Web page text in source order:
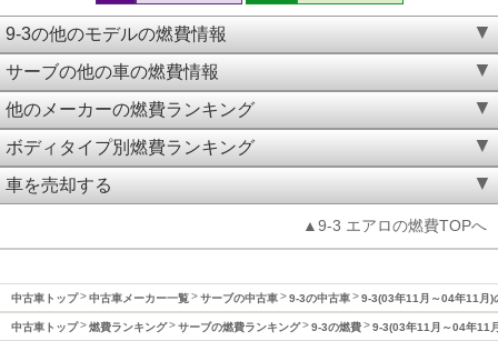
9-3の他のモデルの燃費情報
サーブの他の車の燃費情報
他のメーカーの燃費ランキング
ボディタイプ別燃費ランキング
車を売却する
▲9-3 エアロの燃費TOPへ
中古車トップ 中古車メーカー一覧 サーブの中古車 9-3の中古車 9-3(03年11月～04年11月)
中古車トップ 燃費ランキング サーブの燃費ランキング 9-3の燃費 9-3(03年11月～04年11